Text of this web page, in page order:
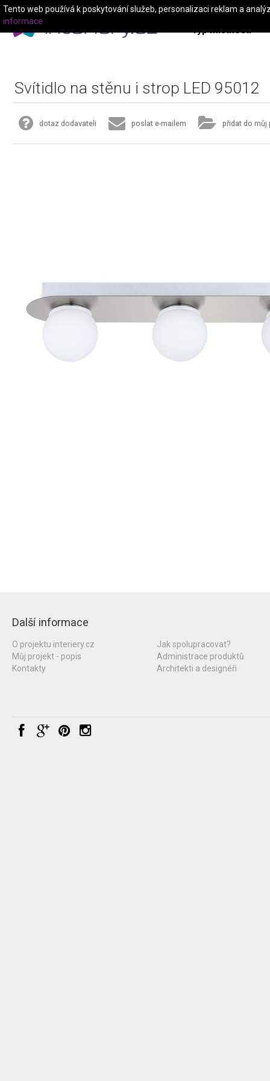
Typ místnosti
Svítidlo na stěnu i strop LED 95012
dotaz dodavateli poslat e-mailem přidat do můj
Další informace
O projektu interiery.cz
Můj projekt - popis
Kontakty
Jak spolupracovat?
Administrace produktů
Architekti a designéři
Tento web používá k poskytování služeb, personalizaci reklam a
informace